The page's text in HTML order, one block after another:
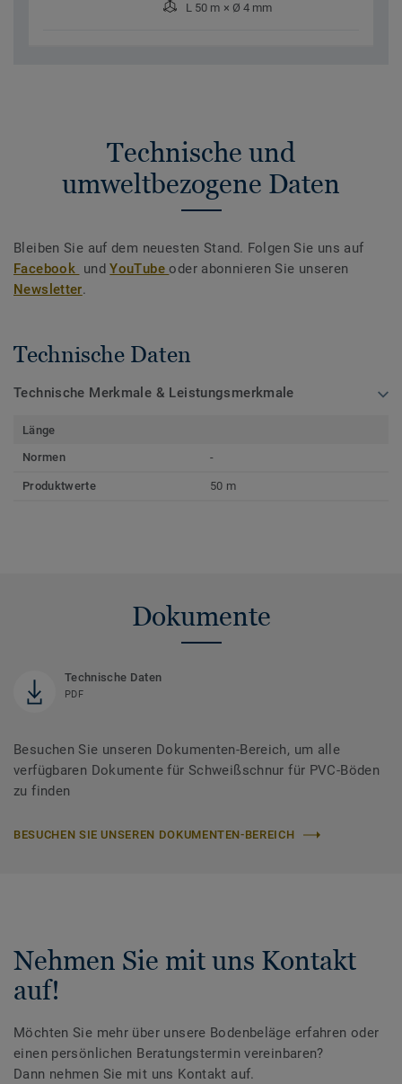
L 50 m × Ø 4 mm
Technische und
umweltbezogene Daten
Bleiben Sie auf dem neuesten Stand. Folgen Sie uns auf
Facebook undYouTubeoder abonnieren Sie unseren
Newsletter.
Technische Daten
Technische Merkmale & Leistungsmerkmale
Länge
Normen
-
Produktwerte 50 m
Dokumente
Technische Daten
PDF
Besuchen Sie unseren Dokumenten-Bereich, um alle
verfügbaren Dokumente für Schweißschnur für PVC-Böden
zu finden
BESUCHEN SIE UNSEREN DOKUMENTEN-BEREICH
Nehmen Sie mit uns Kontakt
auf!
Möchten Sie mehr über unsere Bodenbeläge erfahren oder
einen persönlichen Beratungstermin vereinbaren?
Dann nehmen Sie mit uns Kontakt auf.